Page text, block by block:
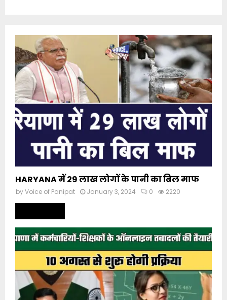
HARYANA में 29 लाख लोगों के पानी का बिल माफ
byVoice of Panipat January 3, 2024 0 2220